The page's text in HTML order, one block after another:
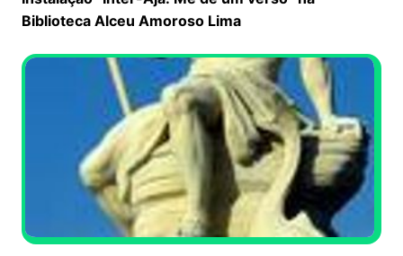
Biblioteca Alceu Amoroso Lima